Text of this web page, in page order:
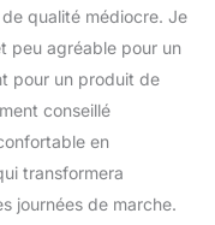
qualité médiocre. Je
peu agréable pour un
pour un produit de
conseillé
en
transformera
journées de marche.